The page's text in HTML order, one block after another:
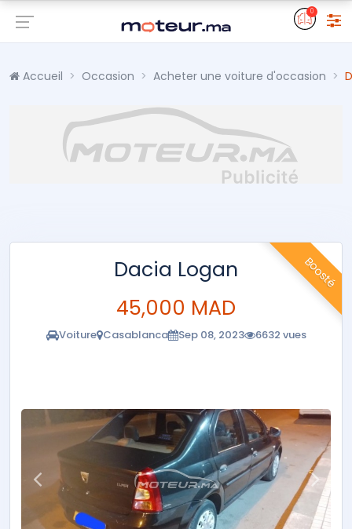
0
Accueil Occasion Acheter une voiture d'occasion
Boosté
Dacia Logan
45,000 MAD
Voiture Casablanca Sep 08, 2023 6632 vues